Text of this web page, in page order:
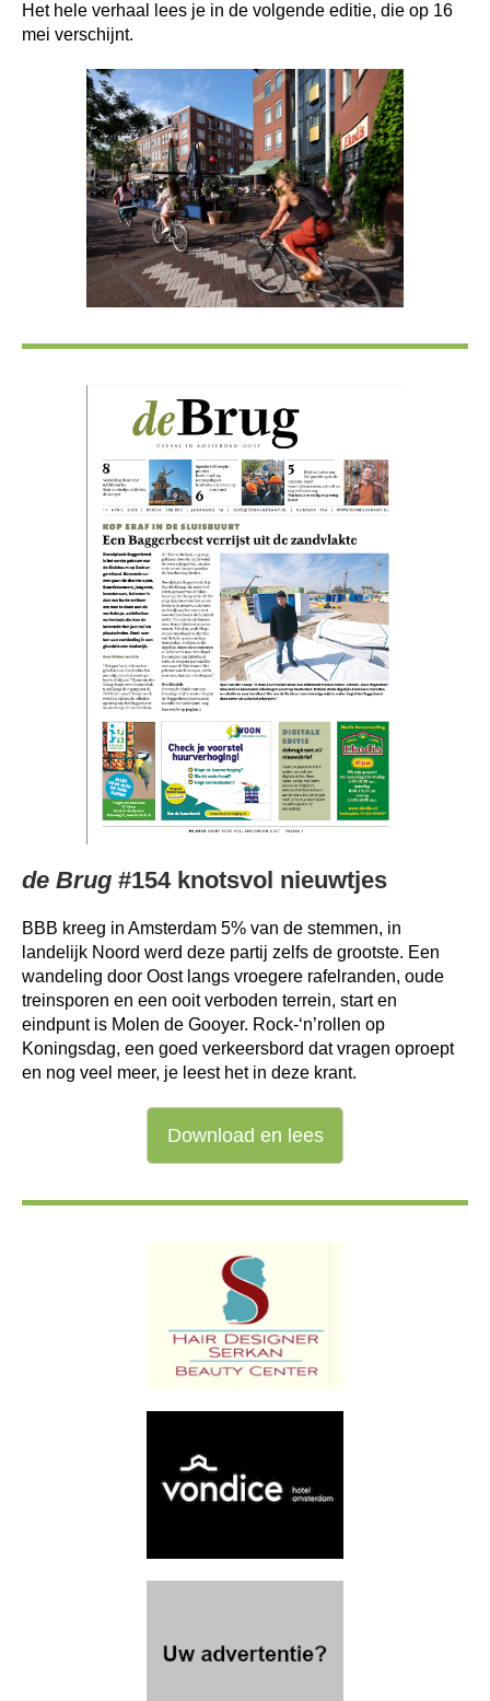
Het hele verhaal lees je in de volgende editie, die op 16
mei verschijnt.
de Brug #154 knotsvol nieuwtjes
BBB kreeg in Amsterdam 5% van de stemmen, in
landelijk Noord werd deze partij zelfs de grootste. Een
wandeling door Oost langs vroegere rafelranden, oude
treinsporen en een ooit verboden terrein, start en
eindpunt is Molen de Gooyer. Rock-‘n’rollen op
Koningsdag, een goed verkeersbord dat vragen oproept
en nog veel meer, je leest het in deze krant.
Download en lees